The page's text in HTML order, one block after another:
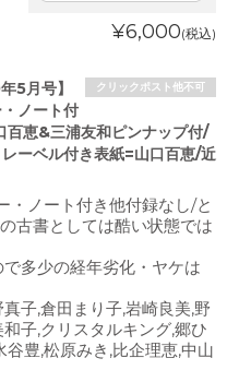
¥6,000(税込)
クリックポスト他不可
5月号】
ノート付
百恵&三浦友和ピンナップ付/
ーベル付き表紙=山口百恵/近
・ノート付き他付録なし/と
古書としては酷い状態では
多少の経年劣化・ヤケは
子,倉田まり子,岩崎良美,野
子,クリスタルキング,郷ひ
豊,松原みき,比企理恵,中山